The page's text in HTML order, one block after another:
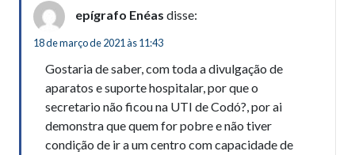
epígrafo Enéas disse:
18 de março de 2021 às 11:43
Gostaria de saber, com toda a divulgação de
aparatos e suporte hospitalar, por que o
secretario não ficou na UTI de Codó?, por ai
demonstra que quem for pobre e não tiver
condição de ir a um centro com capacidade de